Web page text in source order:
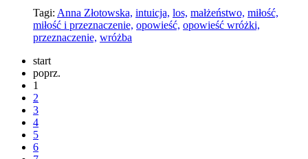
Tagi: Anna Złotowska, intuicja, los, małżeństwo, miłość,
miłość i przeznaczenie, opowieść, opowieść wróżki,
przeznaczenie, wróżba
start
poprz.
1
2
3
4
5
6